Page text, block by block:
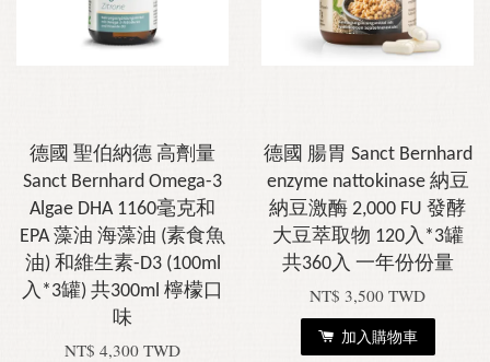
德國 聖伯納德 高劑量
Sanct Bernhard Omega-3
Algae DHA 1160毫克和
EPA 藻油 海藻油 (素食魚
油) 和維生素-D3 (100ml
入*3罐) 共300ml 檸檬口
味
NT$ 4,300 TWD
德國 腸胃 Sanct Bernhard
enzyme nattokinase 納豆
納豆激酶 2,000 FU 發酵
大豆萃取物 120入*3罐
共360入 一年份份量
NT$ 3,500 TWD
加入購物車